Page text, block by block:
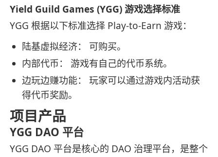
Yield Guild Games (YGG) 游戏选择标准
YGG 根据以下标准选择 Play-to-Earn 游戏：
陆基虚拟经济： 可购买。
内部代币： 游戏有自己的代币系统。
边玩边赚功能： 玩家可以通过游戏内活动获
得代币奖励。
项目产品
YGG DAO 平台
YGG DAO 平台是核心的 DAO 治理平台，是整个